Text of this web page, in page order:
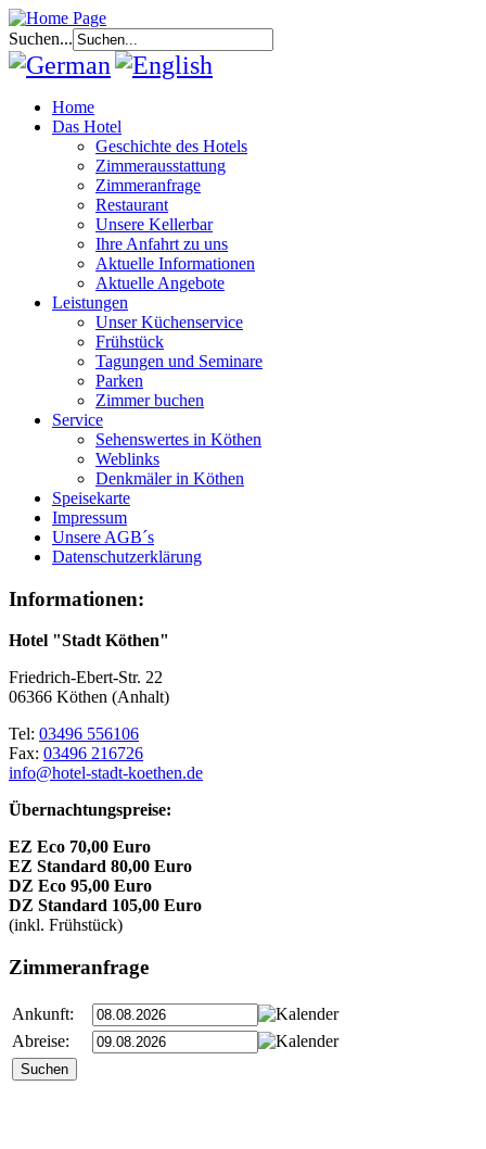
Suchen...
Home
Das Hotel
Geschichte des Hotels
Zimmerausstattung
Zimmeranfrage
Restaurant
Unsere Kellerbar
Ihre Anfahrt zu uns
Aktuelle Informationen
Aktuelle Angebote
Leistungen
Unser Küchenservice
Frühstück
Tagungen und Seminare
Parken
Zimmer buchen
Service
Sehenswertes in Köthen
Weblinks
Denkmäler in Köthen
Speisekarte
Impressum
Unsere AGB´s
Datenschutzerklärung
Informationen:
Hotel "Stadt Köthen"
Friedrich-Ebert-Str. 22
06366 Köthen (Anhalt)
Tel: 03496 556106
Fax: 03496 216726
info@hotel-stadt-koethen.de
Übernachtungspreise:
EZ Eco 70,00 Euro
EZ Standard 80,00 Euro
DZ Eco 95,00 Euro
DZ Standard 105,00 Euro
(inkl. Frühstück)
Zimmeranfrage
Ankunft:
Abreise: